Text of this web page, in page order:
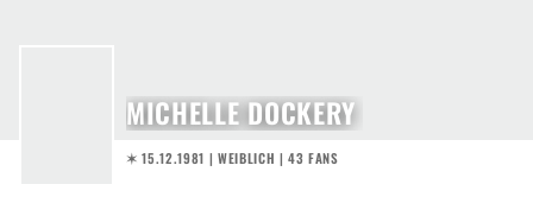
MICHELLE DOCKERY
✶ 15.12.1981 | WEIBLICH | 43 FANS